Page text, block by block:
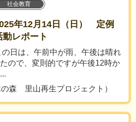
社会教育
年12月14日（日） 定例
動レポート
の日は、午前中が雨、午後は晴れ
ので、変則的ですが午後12時か
森 里山再生プロジェクト）